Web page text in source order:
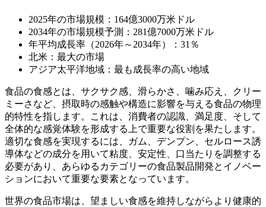
2025年の市場規模：164億3000万米ドル
2034年の市場規模予測：281億7000万米ドル
年平均成長率（2026年～2034年）：31％
北米：最大の市場
アジア太平洋地域：最も成長率の高い地域
食品の食感とは、サクサク感、滑らかさ、噛み応え、クリー
ミーさなど、摂取時の感触や構造に影響を与える食品の物理
的特性を指します。これは、消費者の認識、満足度、そして
全体的な感覚体験を形成する上で重要な役割を果たします。
適切な食感を実現するには、ガム、デンプン、セルロース誘
導体などの成分を用いて粘度、安定性、口当たりを調整する
必要があり、あらゆるカテゴリーの食品製品開発とイノベー
ションにおいて重要な要素となっています。
世界の食品市場は、望ましい食感を維持しながらより健康的